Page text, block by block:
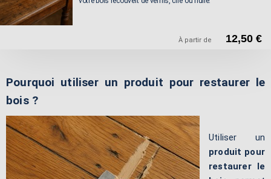
À partir de 12,50 €
Pourquoi utiliser un produit pour restaurer le
bois ?
Utiliser un
produit pour
restaurer le